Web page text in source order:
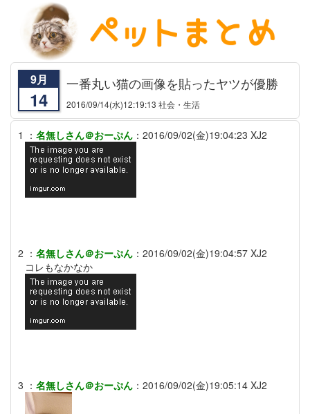
9月
14
一番丸い猫の画像を貼ったヤツが優勝
2016/09/14(水)12:19:13 社会・生活
1 ： 名無しさん＠おーぷん ： 2016/09/02(金)19:04:23 XJ2
2 ： 名無しさん＠おーぷん ： 2016/09/02(金)19:04:57 XJ2
コレもなかなか
3 ： 名無しさん＠おーぷん ： 2016/09/02(金)19:05:14 XJ2